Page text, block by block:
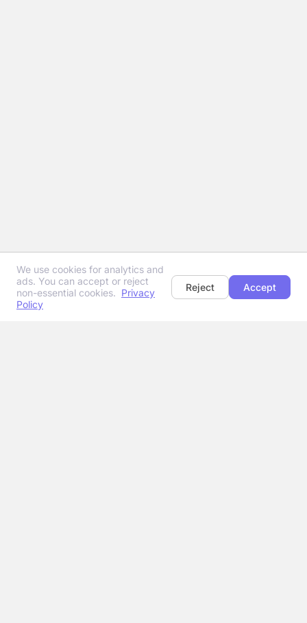
We use cookies for analytics and
ads. You can accept or reject
non-essential cookies. Privacy
Policy
Reject Accept